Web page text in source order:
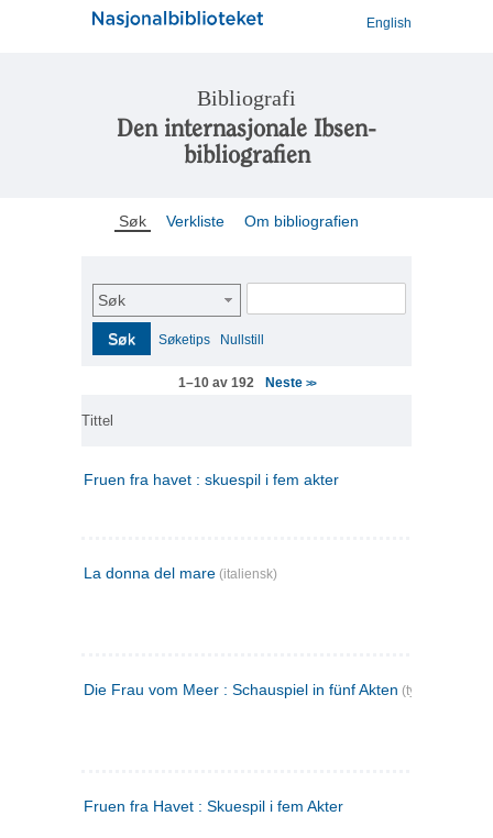
English
Bibliografi
Den internasjonale Ibsen-
bibliografien
Søk Verkliste Om bibliografien
Søk
Søk Søketips Nullstill
1–10 av 192 Neste >>
Tittel
Fruen fra havet : skuespil i fem akter
La donna del mare (italiensk)
Die Frau vom Meer : Schauspiel in fünf Akten (tysk)
Fruen fra Havet : Skuespil i fem Akter